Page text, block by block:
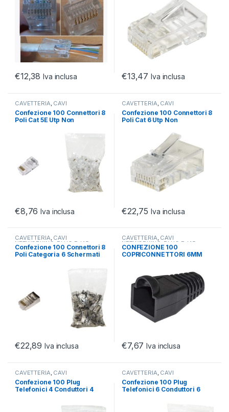
€12,38 Iva inclusa €13,47 Iva inclusa
CAVETTERIA, CAVI
NETWORKING,PLUG RJ45
Confezione 100 Connettori 8
Poli Cat 5E Utp Non
€8,76 Iva inclusa
CAVETTERIA, CAVI
NETWORKING,PLUG RJ45
Confezione 100 Connettori 8
Poli Cat 6 Utp Non
€22,75 Iva inclusa
CAVETTERIA, CAVI
NETWORKING,PLUG RJ45
Confezione 100 Connettori 8
Poli Categoria 6 Schermati
€22,89 Iva inclusa
CAVETTERIA, CAVI
NETWORKING,PLUG RJ45
CONFEZIONE 100
COPRICONNETTORI 6MM
€7,67 Iva inclusa
CAVETTERIA, CAVI
NETWORKING,PLUG RJ45
Confezione 100 Plug
Telefonici 4 Conduttori 4
CAVETTERIA, CAVI
NETWORKING,PLUG RJ45
Confezione 100 Plug
Telefonici 6 Conduttori 6